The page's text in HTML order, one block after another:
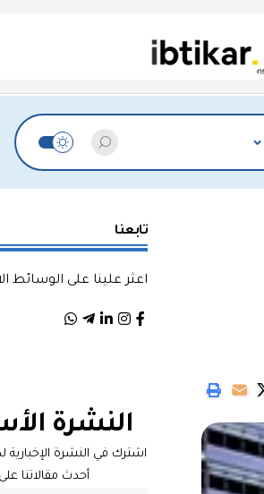
تابعنا
اعثر علينا على الوسائط
النشرة
اشترك في النشرة الإخبارية
أحدث مقالاتنا